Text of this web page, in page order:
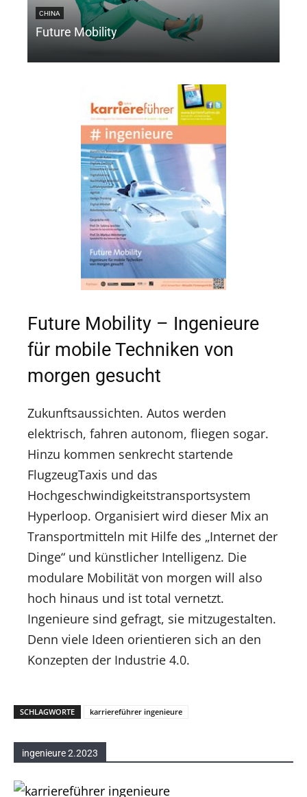
CHINA
Future Mobility
Future Mobility – Ingenieure
für mobile Techniken von
morgen gesucht
Zukunftsaussichten. Autos werden
elektrisch, fahren autonom, fliegen sogar.
Hinzu kommen senkrecht startende
FlugzeugTaxis und das
Hochgeschwindigkeitstransportsystem
Hyperloop. Organisiert wird dieser Mix an
Transportmitteln mit Hilfe des „Internet der
Dinge“ und künstlicher Intelligenz. Die
modulare Mobilität von morgen will also
hoch hinaus und ist total vernetzt.
Ingenieure sind gefragt, sie mitzugestalten.
Denn viele Ideen orientieren sich an den
Konzepten der Industrie 4.0.
SCHLAGWORTE karriereführer ingenieure
ingenieure 2.2023